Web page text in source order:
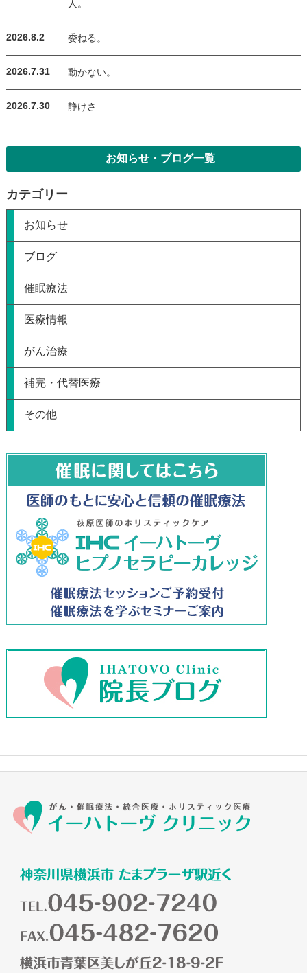
人。
2026.8.2 委ねる。
2026.7.31 動かない。
2026.7.30 静けさ
お知らせ・ブログ一覧
カテゴリー
お知らせ
ブログ
催眠療法
医療情報
がん治療
補完・代替医療
その他